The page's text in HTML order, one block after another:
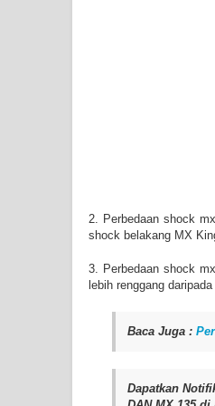
2. Perbedaan shock
shock belakang MX
3. Perbedaan shock
lebih renggang
Baca Juga :
Dapatkan